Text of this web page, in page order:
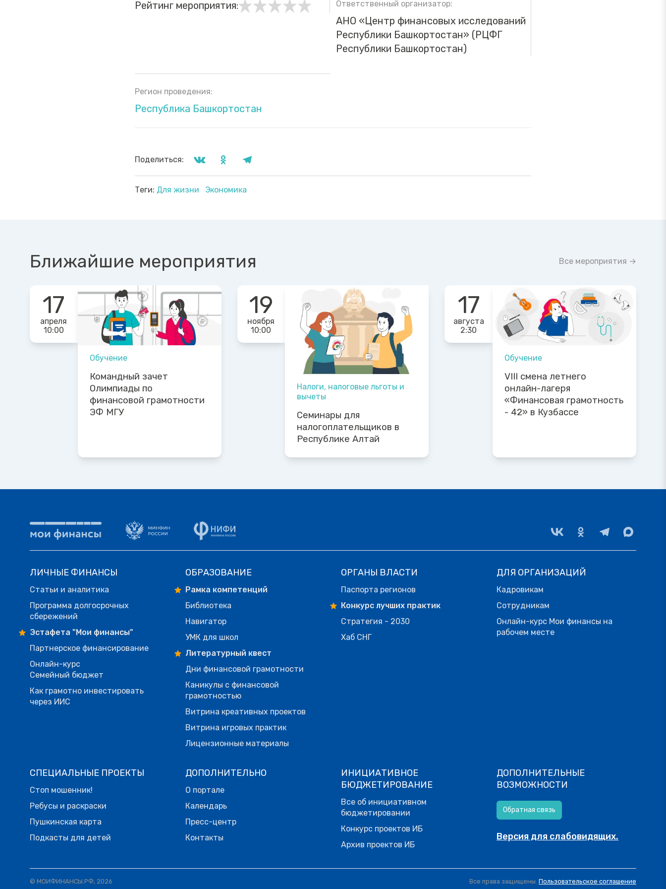
Рейтинг мероприятия: Ответственный организатор:
АНО «Центр финансовых исследований
Республики Башкортостан» (РЦФГ
Республики Башкортостан)
Регион проведения:
Республика Башкортостан
Поделиться:
Теги: Для жизни Экономика
Ближайшие мероприятия Все мероприятия →
17
апреля
10:00
Обучение
Командный зачет
Олимпиады по
финансовой грамотности
ЭФ МГУ
19
ноября
10:00
Налоги, налоговые льготы и
вычеты
Семинары для
налогоплательщиков в
Республике Алтай
17
августа
2:30
Обучение
VIII смена летнего
онлайн-лагеря
«Финансовая грамотность
- 42» в Кузбассе
ЛИЧНЫЕ ФИНАНСЫ
Статьи и аналитика
Программа долгосрочных
сбережений
Эстафета "Мои финансы"
Партнерское финансирование
Онлайн-курс
Семейный бюджет
Как грамотно инвестировать
через ИИС
ОБРАЗОВАНИЕ
Рамка компетенций
Библиотека
Навигатор
УМК для школ
Литературный квест
Дни финансовой грамотности
Каникулы с финансовой
грамотностью
Витрина креативных проектов
Витрина игровых практик
Лицензионные материалы
ОРГАНЫ ВЛАСТИ
Паспорта регионов
Конкурс лучших практик
Стратегия - 2030
Хаб СНГ
ДЛЯ ОРГАНИЗАЦИЙ
Кадровикам
Сотрудникам
Онлайн-курс Мои финансы на
рабочем месте
СПЕЦИАЛЬНЫЕ ПРОЕКТЫ
Стоп мошенник!
Ребусы и раскраски
Пушкинская карта
Подкасты для детей
ДОПОЛНИТЕЛЬНО
О портале
Календарь
Пресс-центр
Контакты
ИНИЦИАТИВНОЕ
БЮДЖЕТИРОВАНИЕ
Все об инициативном
бюджетировании
Конкурс проектов ИБ
Архив проектов ИБ
ДОПОЛНИТЕЛЬНЫЕ
ВОЗМОЖНОСТИ
Обратная связь
Версия для слабовидящих.
© МОИФИНАНСЫ.РФ, 2026 Все права защищены. Пользовательское соглашение